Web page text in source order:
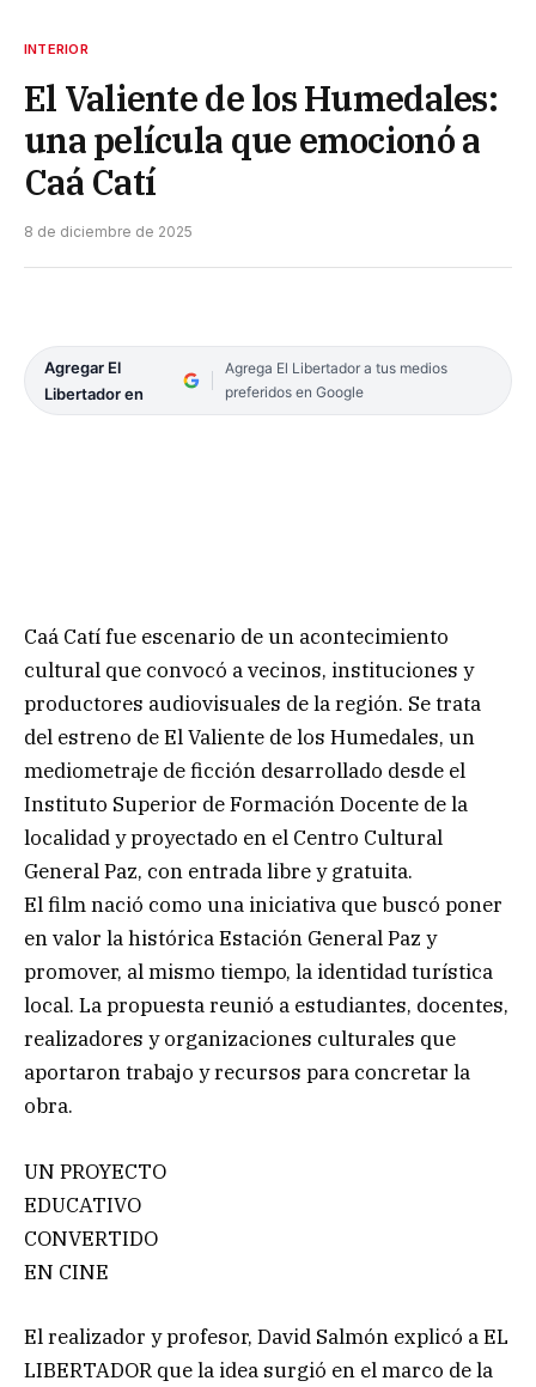
INTERIOR
El Valiente de los Humedales:
una película que emocionó a
Caá Catí
8 de diciembre de 2025
Agregar El
Libertador en
Agrega El Libertador a tus medios
preferidos en Google
Caá Catí fue escenario de un acontecimiento
cultural que convocó a vecinos, instituciones y
productores audiovisuales de la región. Se trata
del estreno de El Valiente de los Humedales, un
mediometraje de ficción desarrollado desde el
Instituto Superior de Formación Docente de la
localidad y proyectado en el Centro Cultural
General Paz, con entrada libre y gratuita.
El film nació como una iniciativa que buscó poner
en valor la histórica Estación General Paz y
promover, al mismo tiempo, la identidad turística
local. La propuesta reunió a estudiantes, docentes,
realizadores y organizaciones culturales que
aportaron trabajo y recursos para concretar la
obra.
UN PROYECTO
EDUCATIVO
CONVERTIDO
EN CINE
El realizador y profesor, David Salmón explicó a EL
LIBERTADOR que la idea surgió en el marco de la